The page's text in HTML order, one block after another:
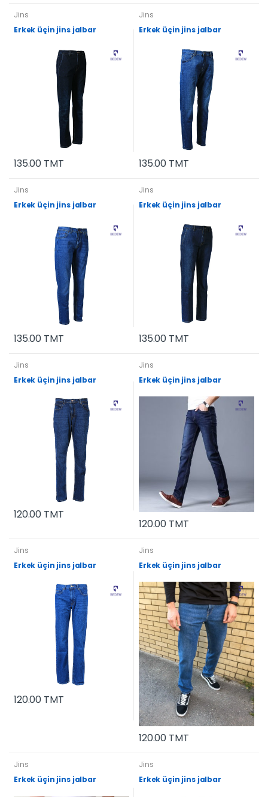
Jins
Erkek üçin jins jalbar
135.00 TMT
Jins
Erkek üçin jins jalbar
135.00 TMT
Jins
Erkek üçin jins jalbar
135.00 TMT
Jins
Erkek üçin jins jalbar
135.00 TMT
Jins
Erkek üçin jins jalbar
120.00 TMT
Jins
Erkek üçin jins jalbar
120.00 TMT
Jins
Erkek üçin jins jalbar
120.00 TMT
Jins
Erkek üçin jins jalbar
120.00 TMT
Jins
Erkek üçin jins jalbar
Jins
Erkek üçin jins jalbar